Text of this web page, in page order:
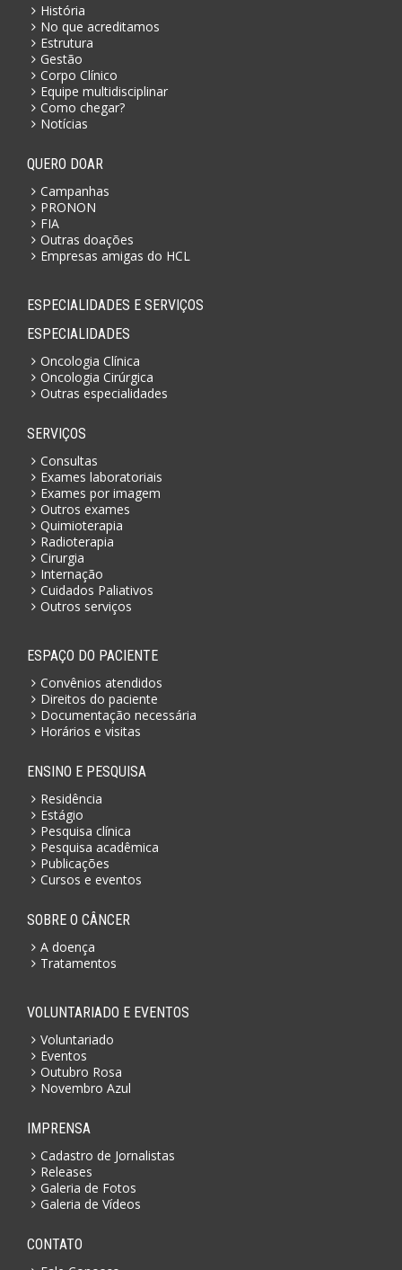
História
No que acreditamos
Estrutura
Gestão
Corpo Clínico
Equipe multidisciplinar
Como chegar?
Notícias
QUERO DOAR
Campanhas
PRONON
FIA
Outras doações
Empresas amigas do HCL
ESPECIALIDADES E SERVIÇOS
ESPECIALIDADES
Oncologia Clínica
Oncologia Cirúrgica
Outras especialidades
SERVIÇOS
Consultas
Exames laboratoriais
Exames por imagem
Outros exames
Quimioterapia
Radioterapia
Cirurgia
Internação
Cuidados Paliativos
Outros serviços
ESPAÇO DO PACIENTE
Convênios atendidos
Direitos do paciente
Documentação necessária
Horários e visitas
ENSINO E PESQUISA
Residência
Estágio
Pesquisa clínica
Pesquisa acadêmica
Publicações
Cursos e eventos
SOBRE O CÂNCER
A doença
Tratamentos
VOLUNTARIADO E EVENTOS
Voluntariado
Eventos
Outubro Rosa
Novembro Azul
IMPRENSA
Cadastro de Jornalistas
Releases
Galeria de Fotos
Galeria de Vídeos
CONTATO